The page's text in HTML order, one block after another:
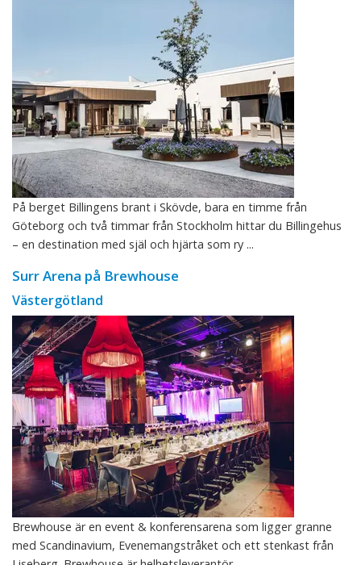
På berget Billingens brant i Skövde, bara en timme från
Göteborg och två timmar från Stockholm hittar du Billingehus
– en destination med själ och hjärta som ry ...
Surr Arena på Brewhouse
Västergötland
Brewhouse är en event & konferensarena som ligger granne
med Scandinavium, Evenemangstråket och ett stenkast från